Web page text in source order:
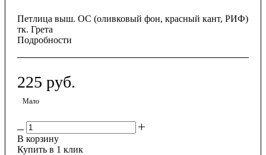
Петлица выш. ОС (оливковый фон, красный кант, РИФ)
тк. Грета
Подробности
225 руб.
Мало
В корзину
Купить в 1 клик